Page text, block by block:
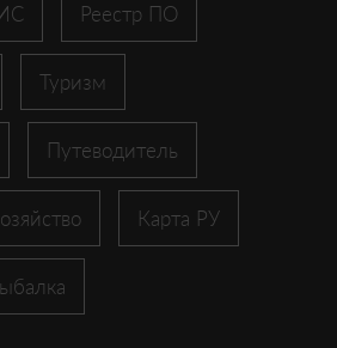
Реестр ПО
Туризм
Путеводитель
Карта РУ